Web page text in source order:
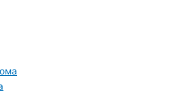
дома из каталога 7%